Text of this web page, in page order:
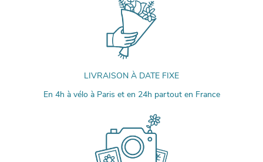
LIVRAISON À DATE FIXE
En 4h à vélo à Paris et en 24h partout en France